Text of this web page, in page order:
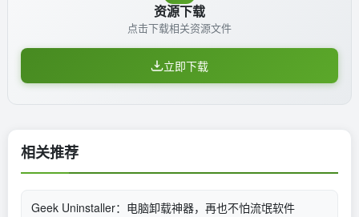
资源下载
点击下载相关资源文件
立即下载
相关推荐
Geek Uninstaller：电脑卸载神器，再也不怕流氓软件